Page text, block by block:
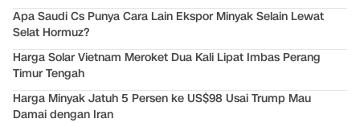
Apa Saudi Cs Punya Cara Lain Ekspor Minyak Selain Lewat
Selat Hormuz?
Harga Solar Vietnam Meroket Dua Kali Lipat Imbas Perang
Timur Tengah
Harga Minyak Jatuh 5 Persen ke US$98 Usai Trump Mau
Damai dengan Iran